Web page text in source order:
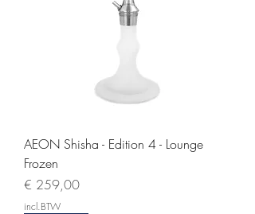
AEON Shisha - Edition 4 - Lounge
Frozen
Prijs
€ 259,00
incl.BTW